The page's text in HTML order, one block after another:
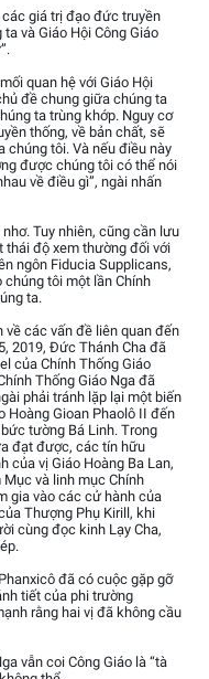
giá trị đạo đức truyền
và Giáo Hội Công Giáo
quan hệ với Giáo Hội
đề chung giữa chúng ta
ta trùng khớp. Nguy cơ
thống, về bản chất, sẽ
chúng tôi. Và nếu điều này
được chúng tôi có thể nói
về điều gì”, ngài nhấn
Tuy nhiên, cũng cần lưu
thái độ xem thường đối với
ngôn Fiducia Supplicans,
chúng tôi một lần Chính
ta.
về các vấn đề liên quan đến
2019, Đức Thánh Cha đã
của Chính Thống Giáo
Thống Giáo Nga đã
phải tránh lặp lại một biến
Hoàng Gioan Phaolô II đến
tường Bá Linh. Trong
đạt được, các tín hữu
của vị Giáo Hoàng Ba Lan,
Mục và linh mục Chính
gia vào các cử hành của
Thượng Phụ Kirill, khi
cùng đọc kinh Lạy Cha,
đã có cuộc gặp gỡ
tiết của phi trường
rằng hai vị đã không cầu
vẫn coi Công Giáo là “tà